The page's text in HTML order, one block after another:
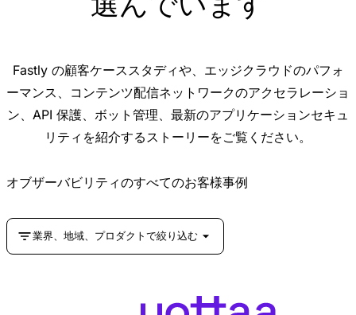
Fastly の顧客ケーススタディや、エッジクラウドのパフォ
ーマンス、コンテンツ配信ネットワークのアクセラレーショ
ン、API 保護、ボット管理、最新のアプリケーションセキュ
リティを紹介するストーリーをご覧ください。
オブザーバビリティのすべてのお客様事例
業界、地域、プロダクトで絞り込む